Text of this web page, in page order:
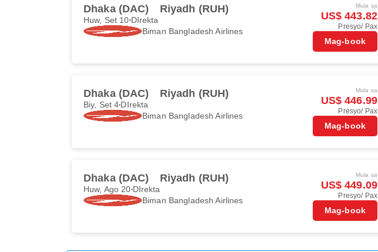
Dhaka (DAC) Riyadh (RUH)
Huw, Set 10 DIrekta
Biman Bangladesh Airlines
Mula sa
US$ 443.82
Presyo/ Pax
Mag-book
Dhaka (DAC) Riyadh (RUH)
Biy, Set 4 DIrekta
Biman Bangladesh Airlines
Mula sa
US$ 446.99
Presyo/ Pax
Mag-book
Dhaka (DAC) Riyadh (RUH)
Huw, Ago 20 DIrekta
Biman Bangladesh Airlines
Mula sa
US$ 449.09
Presyo/ Pax
Mag-book